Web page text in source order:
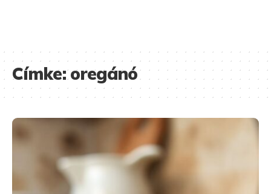
Címke:oregánó